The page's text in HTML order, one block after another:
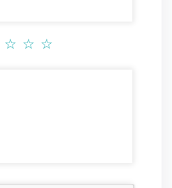
☆
☆
☆